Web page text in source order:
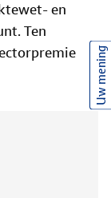
en
Ten
Uw mening